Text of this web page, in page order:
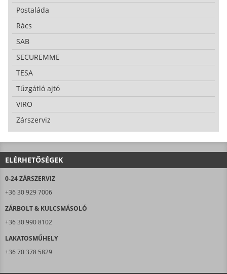
Postaláda
Rács
SAB
SECUREMME
TESA
Tűzgátló ajtó
VIRO
Zárszerviz
ELÉRHETŐSÉGEK
0-24 ZÁRSZERVIZ
+36 30 929 7006
ZÁRBOLT & KULCSMÁSOLÓ
+36 30 990 8102
LAKATOSMŰHELY
+36 70 378 5829